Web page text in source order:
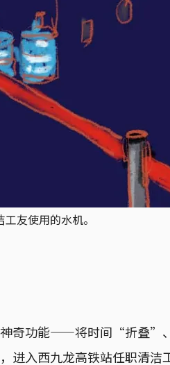
友使用的水机。
神奇功能——将时间“折叠
进入西九龙高铁站任职清洁